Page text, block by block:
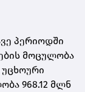
პერიოდში
მოცულობა
968.12 მლნ